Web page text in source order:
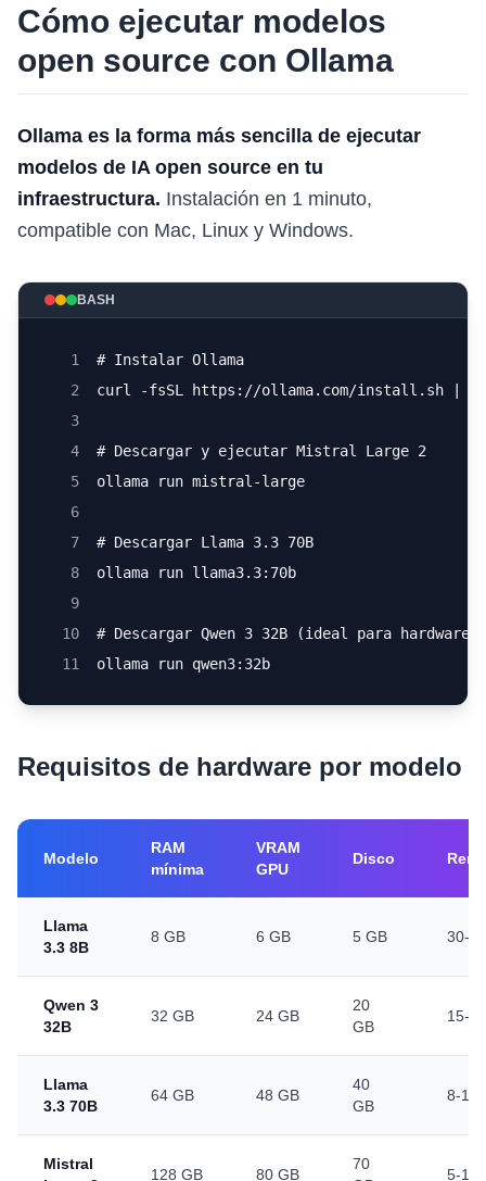
Cómo ejecutar modelos
open source con Ollama
Ollama es la forma más sencilla de ejecutar
modelos de IA open source en tu
infraestructura. Instalación en 1 minuto,
compatible con Mac, Linux y Windows.
BASH
1
# Instalar Ollama
2
curl -fsSL https://ollama.com/install.sh | sh
3
4
# Descargar y ejecutar Mistral Large 2
5
ollama run mistral-large
6
7
# Descargar Llama 3.3 70B
8
ollama run llama3.3:70b
9
10
# Descargar Qwen 3 32B (ideal para hardware
11
ollama run qwen3:32b
Requisitos de hardware por modelo
Modelo
RAM
mínima
VRAM
GPU
Disco
Llama
3.3 8B
8 GB 6 GB 5 GB 30-
Qwen 3
32B
32 GB 24 GB
20
GB
15-
Llama
3.3 70B
64 GB 48 GB
40
GB
8-15
Mistral
128 GB 80 GB
70
5-10